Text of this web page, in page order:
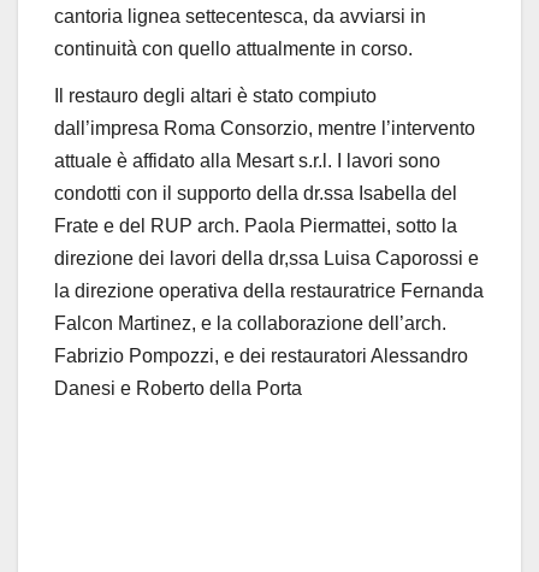
cantoria lignea settecentesca, da avviarsi in
continuità con quello attualmente in corso.
Il restauro degli altari è stato compiuto
dall’impresa Roma Consorzio, mentre l’intervento
attuale è affidato alla Mesart s.r.l. I lavori sono
condotti con il supporto della dr.ssa Isabella del
Frate e del RUP arch. Paola Piermattei, sotto la
direzione dei lavori della dr,ssa Luisa Caporossi e
la direzione operativa della restauratrice Fernanda
Falcon Martinez, e la collaborazione dell’arch.
Fabrizio Pompozzi, e dei restauratori Alessandro
Danesi e Roberto della Porta